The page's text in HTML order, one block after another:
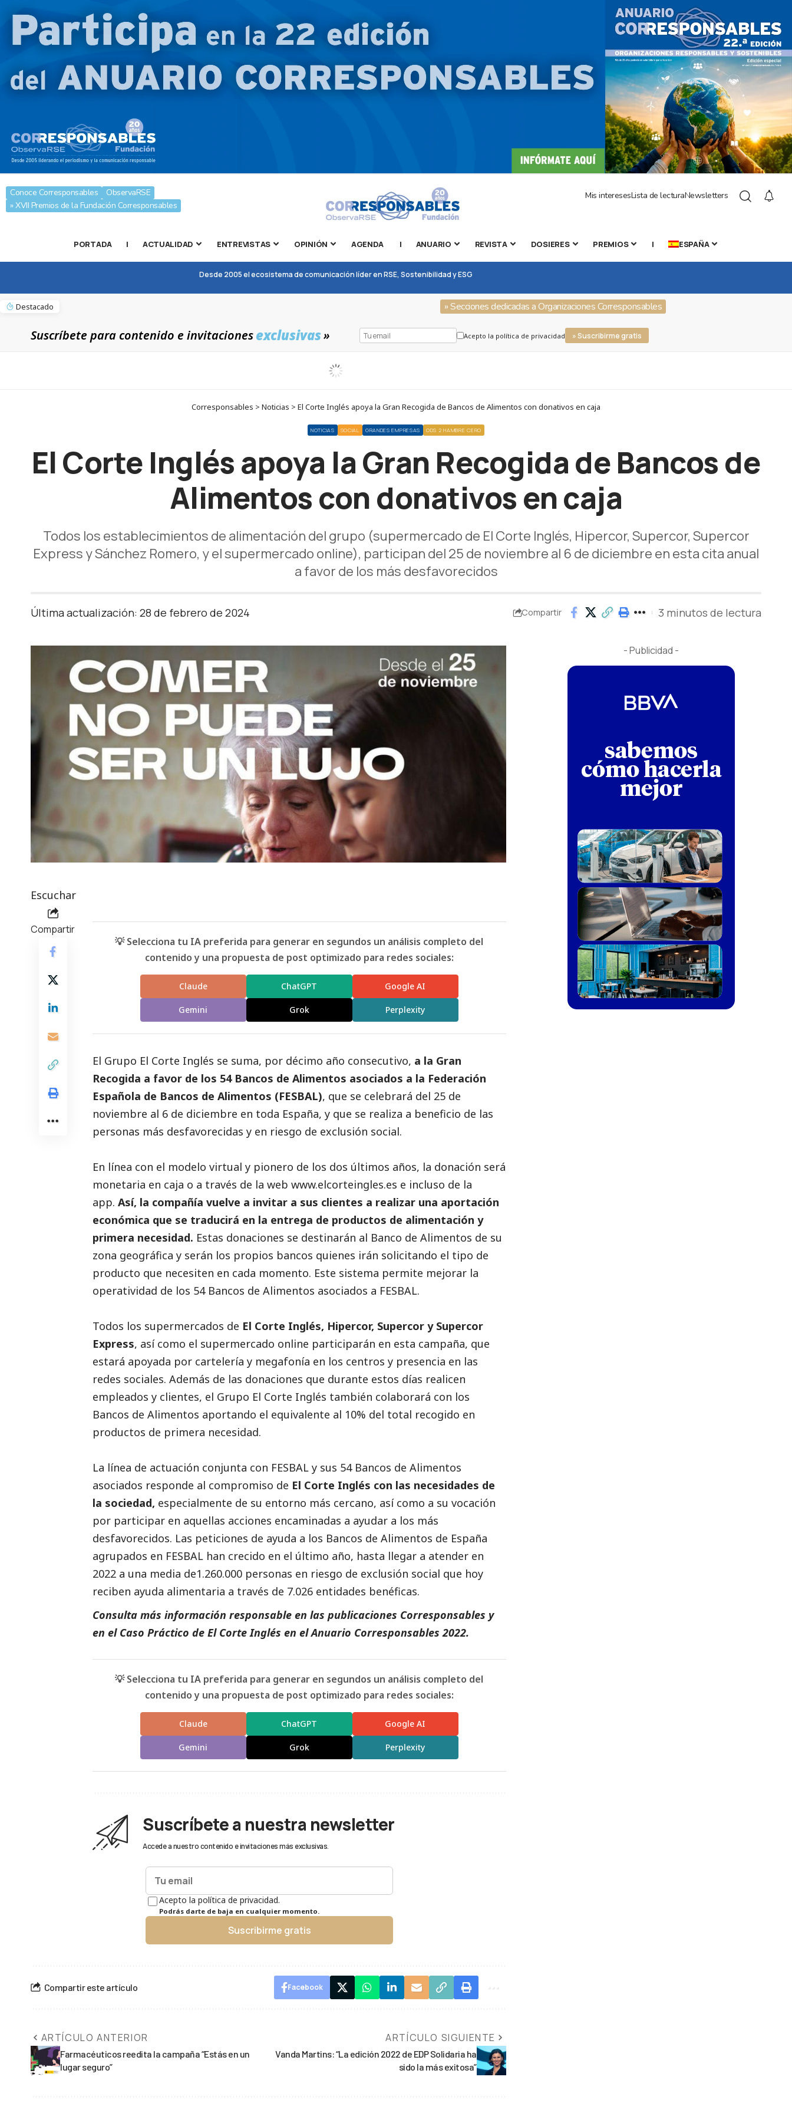
Conoce Corresponsables
ObservaRSE
» XVII Premios de la Fundación Corresponsables
Mis interesesLista de lecturaNewsletters
PORTADA | ACTUALIDAD ENTREVISTAS OPINIÓN AGENDA | ANUARIO REVISTA DOSIERES PREMIOS | ESPAÑA
Desde 2005 el ecosistema de comunicación líder en RSE, Sostenibilidad y ESG
Destacado » Secciones dedicadas a Organizaciones Corresponsables
Suscríbete para contenido e invitacionesexclusivas» Acepto la política de privacidad » Suscribirme gratis
Corresponsables > Noticias > El Corte Inglés apoya la Gran Recogida de Bancos de Alimentos con donativos en caja
NOTICIAS SOCIAL GRANDES EMPRESAS ODS 2 HAMBRE CERO
El Corte Inglés apoya la Gran Recogida de Bancos de
Alimentos con donativos en caja
Todos los establecimientos de alimentación del grupo (supermercado de El Corte Inglés, Hipercor, Supercor, Supercor
Express y Sánchez Romero, y el supermercado online), participan del 25 de noviembre al 6 de diciembre en esta cita anual
a favor de los más desfavorecidos
Última actualización: 28 de febrero de 2024 Compartir 3 minutos de lectura
Escuchar
Compartir
💡 Selecciona tu IA preferida para generar en segundos un análisis completo del
contenido y una propuesta de post optimizado para redes sociales:
Claude ChatGPT Google AI
Gemini Grok Perplexity
El Grupo El Corte Inglés se suma, por décimo año consecutivo, a la Gran
Recogida a favor de los 54 Bancos de Alimentos asociados a la Federación
Española de Bancos de Alimentos (FESBAL), que se celebrará del 25 de
noviembre al 6 de diciembre en toda España, y que se realiza a beneficio de las
personas más desfavorecidas y en riesgo de exclusión social.
En línea con el modelo virtual y pionero de los dos últimos años, la donación será
monetaria en caja o a través de la web www.elcorteingles.es e incluso de la
app. Así, la compañía vuelve a invitar a sus clientes a realizar una aportación
económica que se traducirá en la entrega de productos de alimentación y
primera necesidad. Estas donaciones se destinarán al Banco de Alimentos de su
zona geográfica y serán los propios bancos quienes irán solicitando el tipo de
producto que necesiten en cada momento. Este sistema permite mejorar la
operatividad de los 54 Bancos de Alimentos asociados a FESBAL.
Todos los supermercados de El Corte Inglés, Hipercor, Supercor y Supercor
Express, así como el supermercado online participarán en esta campaña, que
estará apoyada por cartelería y megafonía en los centros y presencia en las
redes sociales. Además de las donaciones que durante estos días realicen
empleados y clientes, el Grupo El Corte Inglés también colaborará con los
Bancos de Alimentos aportando el equivalente al 10% del total recogido en
productos de primera necesidad.
La línea de actuación conjunta con FESBAL y sus 54 Bancos de Alimentos
asociados responde al compromiso de El Corte Inglés con las necesidades de
la sociedad, especialmente de su entorno más cercano, así como a su vocación
por participar en aquellas acciones encaminadas a ayudar a los más
desfavorecidos. Las peticiones de ayuda a los Bancos de Alimentos de España
agrupados en FESBAL han crecido en el último año, hasta llegar a atender en
2022 a una media de1.260.000 personas en riesgo de exclusión social que hoy
reciben ayuda alimentaria a través de 7.026 entidades benéficas.
Consulta más información responsable en las publicaciones Corresponsables y
en el Caso Práctico de El Corte Inglés en elAnuario Corresponsables 2022.
💡 Selecciona tu IA preferida para generar en segundos un análisis completo del
contenido y una propuesta de post optimizado para redes sociales:
Claude ChatGPT Google AI
Gemini Grok Perplexity
Suscríbete a nuestra newsletter
Accede a nuestro contenido e invitaciones más exclusivas.
Acepto la política de privacidad.
Podrás darte de baja en cualquier momento.
Suscribirme gratis
Compartir este artículo Facebook
ARTÍCULO ANTERIOR
Farmacéuticos reedita la campaña “Estás en un
lugar seguro”
ARTÍCULO SIGUIENTE
Vanda Martins: “La edición 2022 de EDP Solidaria ha
sido la más exitosa”
- Publicidad -